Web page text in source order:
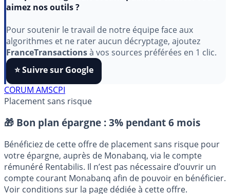
aimez nos outils ?
Pour soutenir le travail de notre équipe face aux
algorithmes et ne rater aucun décryptage, ajoutez
FranceTransactionsà vos sources préférées en 1 clic.
⭐️ Suivre sur Google
Placement sans risque
🎁 Bon plan épargne : 3% pendant 6 mois
Bénéficiez de cette offre de placement sans risque pour
votre épargne, auprès de Monabanq, via le compte
rémunéré Rentabilis. Il n’est pas nécessaire d’ouvrir un